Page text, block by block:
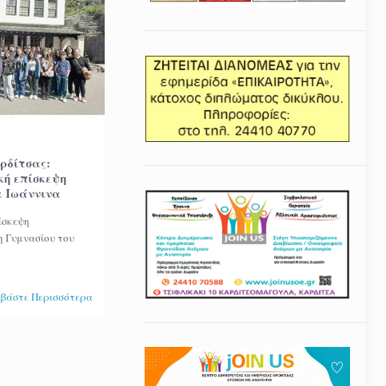
επίσκεψη
Ιωάννινα
Γυμνασίου του
Περισσότερα